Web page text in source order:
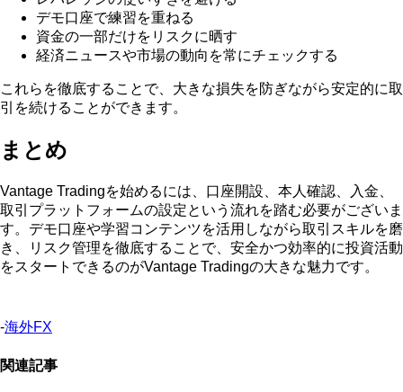
デモ口座で練習を重ねる
資金の一部だけをリスクに晒す
経済ニュースや市場の動向を常にチェックする
これらを徹底することで、大きな損失を防ぎながら安定的に取
引を続けることができます。
まとめ
Vantage Tradingを始めるには、口座開設、本人確認、入金、
取引プラットフォームの設定という流れを踏む必要がございま
す。デモ口座や学習コンテンツを活用しながら取引スキルを磨
き、リスク管理を徹底することで、安全かつ効率的に投資活動
をスタートできるのがVantage Tradingの大きな魅力です。
-海外FX
関連記事